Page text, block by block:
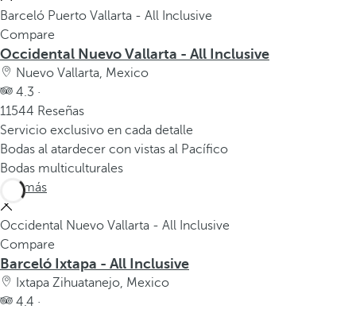
Barceló Puerto Vallarta - All Inclusive
Compare
Occidental Nuevo Vallarta - All Inclusive
Nuevo Vallarta, Mexico
4.3 ·
11544 Reseñas
Servicio exclusivo en cada detalle
Bodas al atardecer con vistas al Pacífico
Bodas multiculturales
Ver más
Occidental Nuevo Vallarta - All Inclusive
Compare
Barceló Ixtapa - All Inclusive
Ixtapa Zihuatanejo, Mexico
4.4 ·